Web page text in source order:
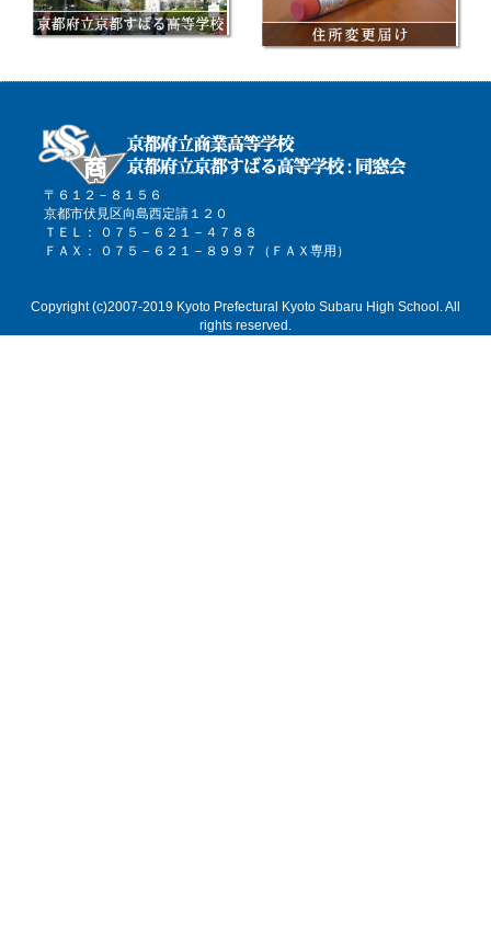
〒６１２－８１５６
京都市伏見区向島西定請１２０
ＴＥＬ： ０７５－６２１－４７８８
ＦＡＸ： ０７５－６２１－８９９７（ＦＡＸ専用）
Copyright (c)2007-2019 Kyoto Prefectural Kyoto Subaru High School. All
rights reserved.